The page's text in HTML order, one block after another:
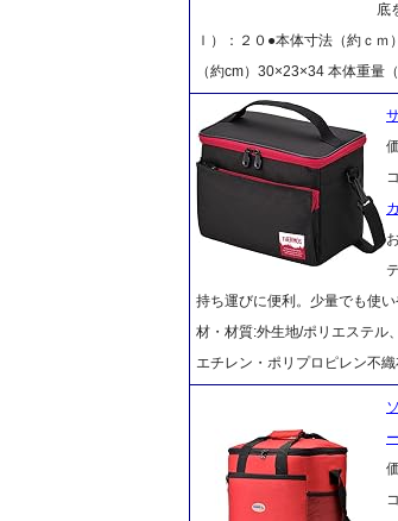
底
ｌ）：２０●本体寸法（約ｃ
（約cm）30×23×34 本体重量
持ち運びに便利。少量でも使
材・材質:外生地/ポリエステル
エチレン・ポリプロピレン不